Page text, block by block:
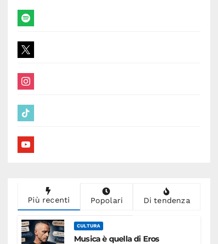
spotify
x
instagram
tiktok
youtube
Più recenti Popolari Di tendenza
CULTURA
Musica è quella di Eros